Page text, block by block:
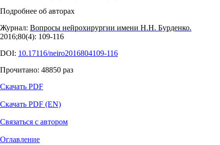
Подробнее об авторах
Журнал: Вопросы нейрохирургии имени Н.Н. Бурденко.
2016;80(4): 109‑116
DOI: 10.17116/neiro2016804109-116
Прочитано: 48850 раз
Скачать PDF
Скачать PDF (EN)
Связаться с автором
Оглавление